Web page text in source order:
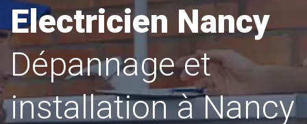
Electricien Nancy
Dépannage et
installation à Nancy